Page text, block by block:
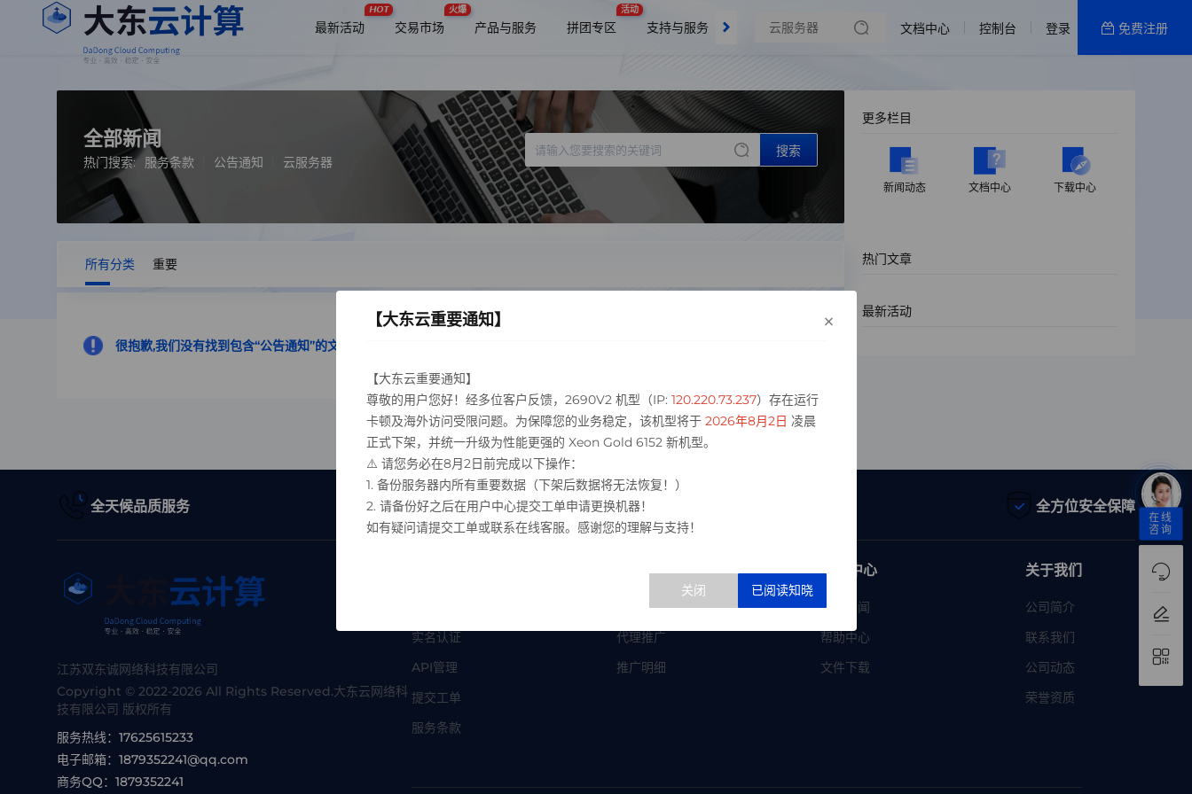
最新活动
HOT
交易市场
火爆
产品与服务 拼团专区
活动
支持与服务
了解我们
文档中心 控制台 登录 免费注册
全部新闻
热门搜索: 服务条款 公告通知 云服务器
搜索
所有分类 重要
很抱歉,我们没有找到包含“公告通知”的文章
更多栏目
新闻动态 文档中心 下载中心
热门文章
最新活动
全天候品质服务 极速服务应答 全方位安全保障
江苏双东诚网络科技有限公司
Copyright © 2022-2026 All Rights Reserved.大东云网络科
技有限公司 版权所有
服务热线： 17625615233
电子邮箱： 1879352241@qq.com
商务QQ： 1879352241
实名认证
API管理
提交工单
服务条款
代理系统
合作伙伴
代理推广
推广明细
帮助中心
行业新闻
帮助中心
文件下载
关于我们
公司简介
联系我们
公司动态
荣誉资质
在线
咨询
【大东云重要通知】
【大东云重要通知】
尊敬的用户您好！经多位客户反馈，2690V2 机型（IP: 120.220.73.237）存在运行
卡顿及海外访问受限问题。为保障您的业务稳定，该机型将于2026年8月2日 凌晨
正式下架，并统一升级为性能更强的 Xeon Gold 6152 新机型。
⚠️ 请您务必在8月2日前完成以下操作：
1. 备份服务器内所有重要数据（下架后数据将无法恢复！）
2. 请备份好之后在用户中心提交工单申请更换机器！
如有疑问请提交工单或联系在线客服。感谢您的理解与支持！
×